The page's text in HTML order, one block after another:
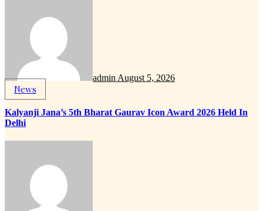
admin August 5, 2026
News
Kalyanji Jana’s 5th Bharat Gaurav Icon Award 2026 Held In
Delhi